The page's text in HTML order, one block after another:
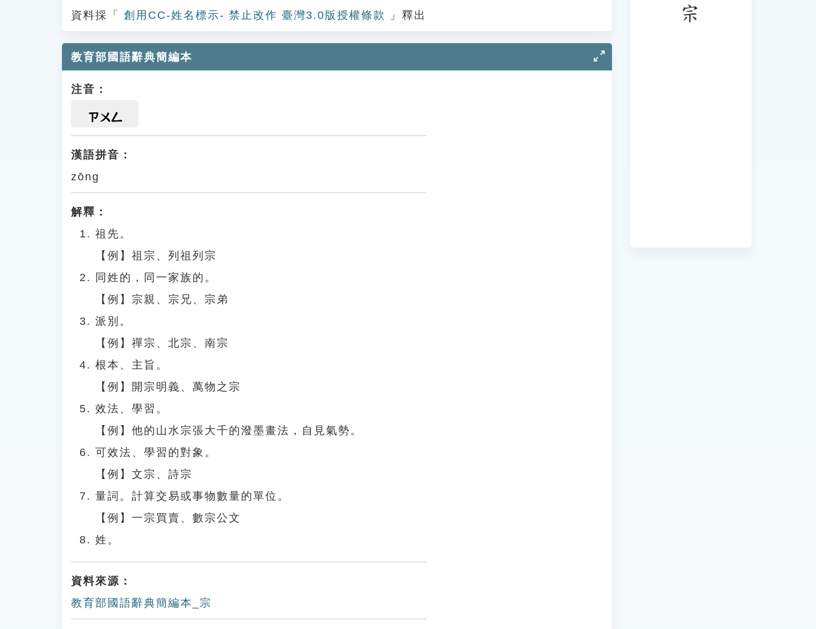
資料採「
創用CC-姓名標示- 禁止改作 臺灣3.0版授權條款 」釋出
教育部國語辭典簡編本
注音：
ㄗㄨㄥ
漢語拼音：
zōng
解釋：
祖先。
【例】祖宗、列祖列宗
同姓的，同一家族的。
【例】宗親、宗兄、宗弟
派別。
【例】禪宗、北宗、南宗
根本、主旨。
【例】開宗明義、萬物之宗
效法、學習。
【例】他的山水宗張大千的潑墨畫法，自見氣勢。
可效法、學習的對象。
【例】文宗、詩宗
量詞。計算交易或事物數量的單位。
【例】一宗買賣、數宗公文
姓。
資料來源：
教育部國語辭典簡編本_宗